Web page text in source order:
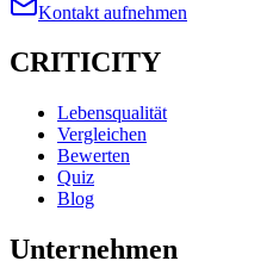
Kontakt aufnehmen
CRITICITY
Lebensqualität
Vergleichen
Bewerten
Quiz
Blog
Unternehmen